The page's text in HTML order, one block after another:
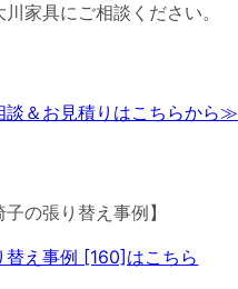
家具にご相談ください。
談＆お見積りはこちらから≫
子の張り替え事例】
替え事例 [160]はこちら